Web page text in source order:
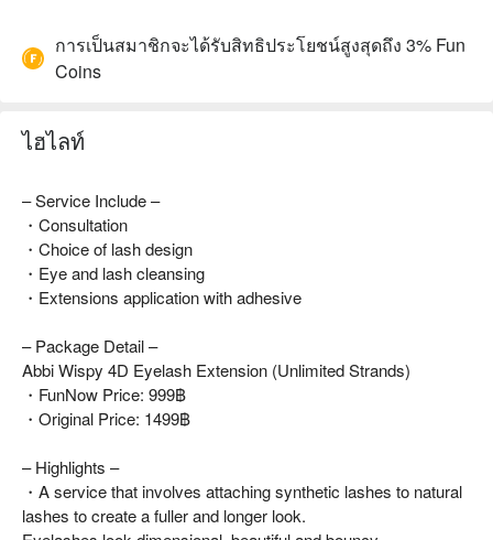
การเป็นสมาชิกจะได้รับสิทธิประโยชน์สูงสุดถึง 3% Fun
Coins
ไฮไลท์
– Service Include –
・Consultation
・Choice of lash design
・Eye and lash cleansing
・Extensions application with adhesive
– Package Detail –
Abbi Wispy 4D Eyelash Extension (Unlimited Strands)
・FunNow Price: 999฿
・Original Price: 1499฿
– Highlights –
・A service that involves attaching synthetic lashes to natural
lashes to create a fuller and longer look.